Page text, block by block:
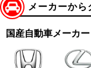
メーカーから
国産自動車メーカー